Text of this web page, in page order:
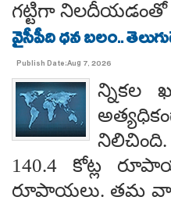
గట్టిగా
వైసీపీది ధన బలం..
Publish Date:Aug 7, 2026
న్నికల
140.4 కోట్ల
రూపాయలు. తమ